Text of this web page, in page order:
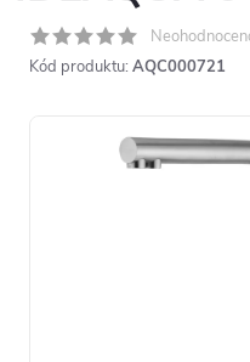
Kód produktu: AQC000721